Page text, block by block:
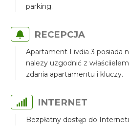
parking.
RECEPCJA
Apartament Livdia 3 posiada
nalezy uzgodnić z
zdania apartamentu i kluczy.
INTERNET
Bezpłatny dostęp do